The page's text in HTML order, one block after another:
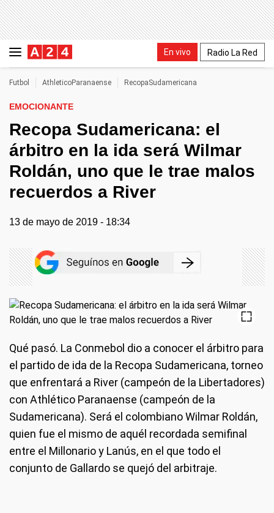
En vivo Radio La Red
Futbol AthleticoParanaense RecopaSudamericana
EMOCIONANTE
Recopa Sudamericana: el
árbitro en la ida será Wilmar
Roldán, uno que le trae malos
recuerdos a River
13 de mayo de 2019 - 18:34
Qué pasó. La Conmebol dio a conocer el árbitro para
el partido de ida de la Recopa Sudamericana, torneo
que enfrentará a River (campeón de la Libertadores)
con Athlético Paranaense (campeón de la
Sudamericana). Será el colombiano Wilmar Roldán,
quien fue el mismo de aquél recordada semifinal
entre el Millonario y Lanús, en el que todo el
conjunto de Gallardo se quejó del arbitraje.